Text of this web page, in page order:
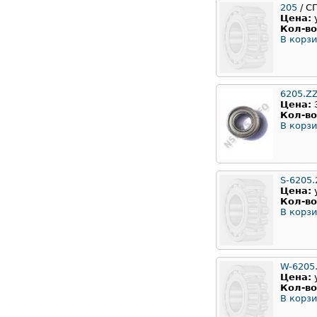
205 /
Цена:
Кол-
В
Цена:
Кол-
В
S-
Цена:
Кол-
В
W-
Цена:
Кол-
В